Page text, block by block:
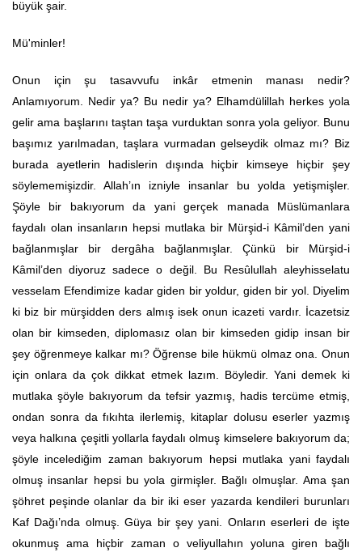
büyük şair.
Mü'minler!
Onun için şu tasavvufu inkâr etmenin manası nedir?
Anlamıyorum. Nedir ya? Bu nedir ya? Elhamdülillah herkes yola
gelir ama başlarını taştan taşa vurduktan sonra yola geliyor. Bunu
başımız yarılmadan, taşlara vurmadan gelseydik olmaz mı? Biz
burada ayetlerin hadislerin dışında hiçbir kimseye hiçbir şey
söylememişizdir. Allah’ın izniyle insanlar bu yolda yetişmişler.
Şöyle bir bakıyorum da yani gerçek manada Müslümanlara
faydalı olan insanların hepsi mutlaka bir Mürşid-i Kâmil’den yani
bağlanmışlar bir dergâha bağlanmışlar. Çünkü bir Mürşid-i
Kâmil’den diyoruz sadece o değil. Bu Resûlullah aleyhisselatu
vesselam Efendimize kadar giden bir yoldur, giden bir yol. Diyelim
ki biz bir mürşidden ders almış isek onun icazeti vardır. İcazetsiz
olan bir kimseden, diplomasız olan bir kimseden gidip insan bir
şey öğrenmeye kalkar mı? Öğrense bile hükmü olmaz ona. Onun
için onlara da çok dikkat etmek lazım. Böyledir. Yani demek ki
mutlaka şöyle bakıyorum da tefsir yazmış, hadis tercüme etmiş,
ondan sonra da fıkıhta ilerlemiş, kitaplar dolusu eserler yazmış
veya halkına çeşitli yollarla faydalı olmuş kimselere bakıyorum da;
şöyle incelediğim zaman bakıyorum hepsi mutlaka yani faydalı
olmuş insanlar hepsi bu yola girmişler. Bağlı olmuşlar. Ama şan
şöhret peşinde olanlar da bir iki eser yazarda kendileri burunları
Kaf Dağı’nda olmuş. Güya bir şey yani. Onların eserleri de işte
okunmuş ama hiçbir zaman o veliyullahın yoluna giren bağlı